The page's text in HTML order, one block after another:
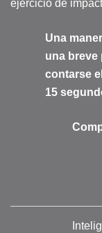
ejercicio de
Una
una breve
contarse
15